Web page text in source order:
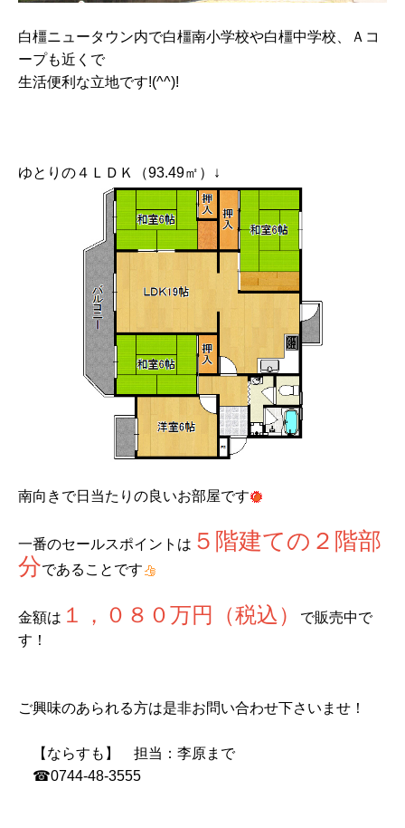
白橿ニュータウン内で白橿南小学校や白橿中学校、Ａコ
ープも近くで
生活便利な立地です!(^^)!
ゆとりの４ＬＤＫ（93.49㎡）↓
南向きで日当たりの良いお部屋です
一番のセールスポイントは ５階建ての２階部
分であることです
金額は １，０８０万円（税込）
で販売中で
す！
ご興味のあられる方は是非お問い合わせ下さいませ！
【ならすも】 担当：李原まで
☎0744-48-3555